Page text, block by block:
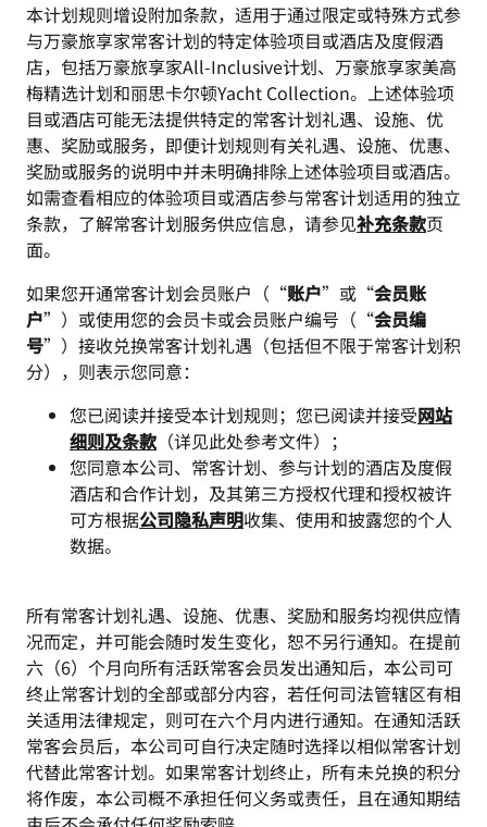
本计划规则增设附加条款，适用于通过限定或特殊方式参
与万豪旅享家常客计划的特定体验项目或酒店及度假酒
店，包括万豪旅享家All-Inclusive计划、万豪旅享家美高
梅精选计划和丽思卡尔顿Yacht Collection。上述体验项
目或酒店可能无法提供特定的常客计划礼遇、设施、优
惠、奖励或服务，即便计划规则有关礼遇、设施、优惠、
奖励或服务的说明中并未明确排除上述体验项目或酒店。
如需查看相应的体验项目或酒店参与常客计划适用的独立
条款，了解常客计划服务供应信息，请参见补充条款页
面。
如果您开通常客计划会员账户（“账户”或“会员账
户”）或使用您的会员卡或会员账户编号（“会员编
号”）接收兑换常客计划礼遇（包括但不限于常客计划积
分），则表示您同意：
您已阅读并接受本计划规则；您已阅读并接受网站
细则及条款（详见此处参考文件）；
您同意本公司、常客计划、参与计划的酒店及度假
酒店和合作计划，及其第三方授权代理和授权被许
可方根据公司隐私声明收集、使用和披露您的个人
数据。
所有常客计划礼遇、设施、优惠、奖励和服务均视供应情
况而定，并可能会随时发生变化，恕不另行通知。在提前
六（6）个月向所有活跃常客会员发出通知后，本公司可
终止常客计划的全部或部分内容，若任何司法管辖区有相
关适用法律规定，则可在六个月内进行通知。在通知活跃
常客会员后，本公司可自行决定随时选择以相似常客计划
代替此常客计划。如果常客计划终止，所有未兑换的积分
将作废，本公司概不承担任何义务或责任，且在通知期结